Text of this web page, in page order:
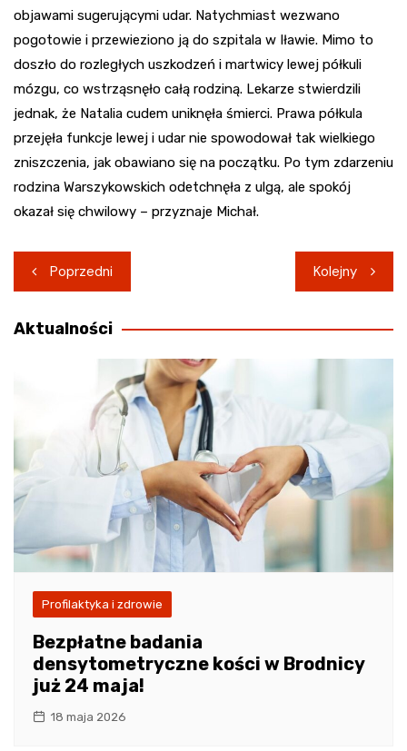
objawami sugerującymi udar. Natychmiast wezwano
pogotowie i przewieziono ją do szpitala w Iławie. Mimo to
doszło do rozległych uszkodzeń i martwicy lewej półkuli
mózgu, co wstrząsnęło całą rodziną. Lekarze stwierdzili
jednak, że Natalia cudem uniknęła śmierci. Prawa półkula
przejęła funkcje lewej i udar nie spowodował tak wielkiego
zniszczenia, jak obawiano się na początku. Po tym zdarzeniu
rodzina Warszykowskich odetchnęła z ulgą, ale spokój
okazał się chwilowy – przyznaje Michał.
Nawigacja
wpisu
Poprzedni Kolejny
Aktualności
Profilaktyka i zdrowie
Bezpłatne badania
densytometryczne kości w Brodnicy
już 24 maja!
18 maja 2026